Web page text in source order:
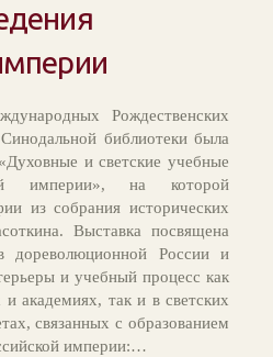
Рождественских
библиотеки была
и светские учебные
империи», на которой
из собрания исторических
Выставка посвящена
дореволюционной России и
и учебный процесс как
академиях, так и в светских
связанных с образованием
империи:…